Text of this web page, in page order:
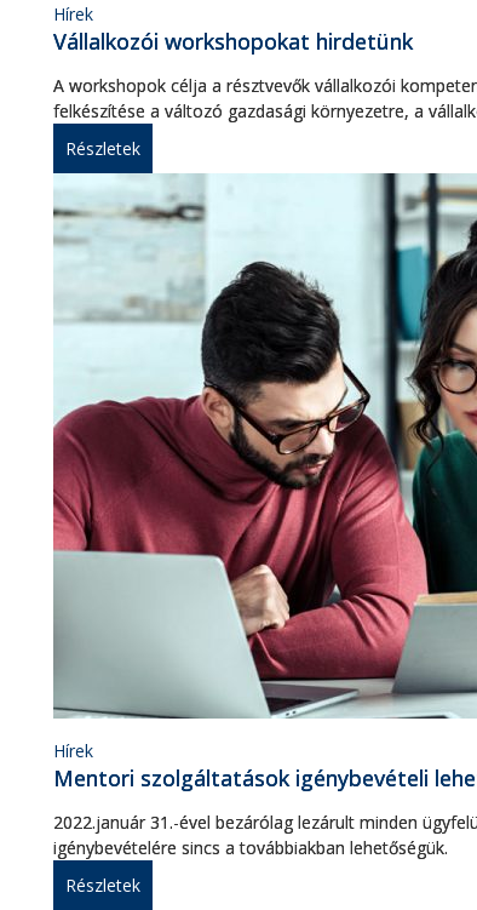
Hírek
Vállalkozói workshopokat hirdetünk
A workshopok célja a résztvevők vállalkozói
felkészítése a változó gazdasági környezetre, a
Részletek
Hírek
Mentori szolgáltatások igénybevételi
2022.január 31.-ével bezárólag lezárult minden
igénybevételére sincs a továbbiakban lehetőségük.
Részletek